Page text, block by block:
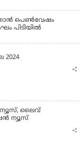
ആരോപണം
പെൺവേഷം
പിടിയിൽ
ന്യൂസ്, ലൈവ്
ന്യൂസ്